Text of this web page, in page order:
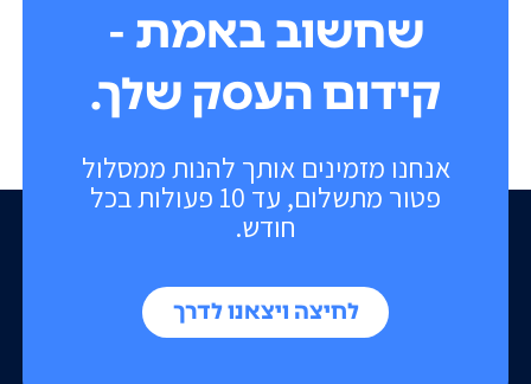
אנחנו מזמינים אותך להנות ממסלול
פטור מתשלום, עד 10 פעולות בכל
חודש.
לחיצה ויצאנו לדרך
שחשוב באמת -
קידום העסק שלך.